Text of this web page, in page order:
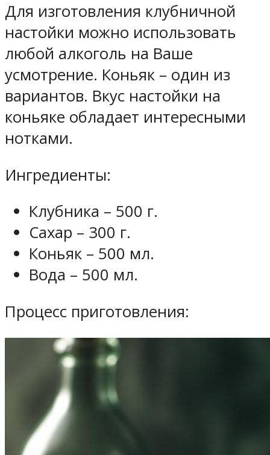
Для изготовления клубничной
настойки можно использовать
любой алкоголь на Ваше
усмотрение. Коньяк – один из
вариантов. Вкус настойки на
коньяке обладает интересными
нотками.
Ингредиенты:
Клубника – 500 г.
Сахар – 300 г.
Коньяк – 500 мл.
Вода – 500 мл.
Процесс приготовления: